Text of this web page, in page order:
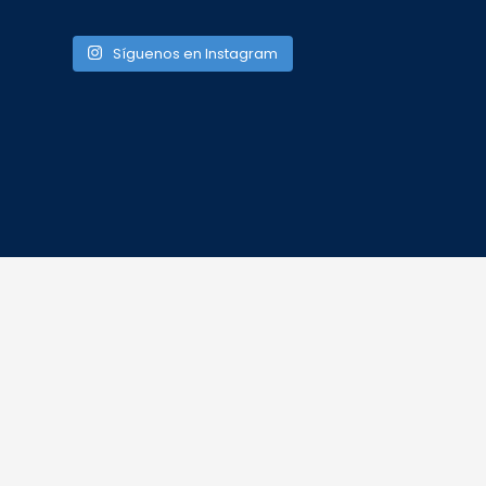
Síguenos en Instagram